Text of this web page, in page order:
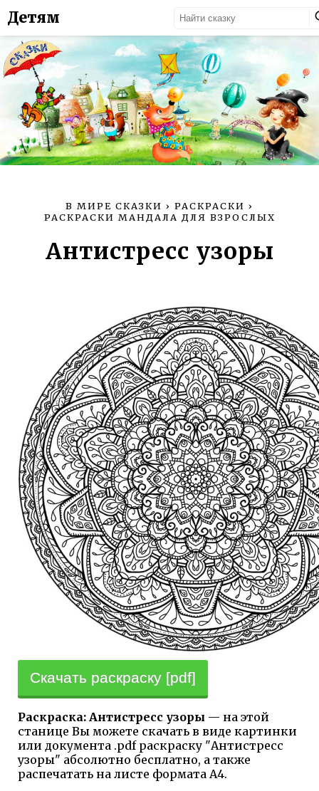
Детям
В МИРЕ СКАЗКИ › РАСКРАСКИ ›
РАСКРАСКИ МАНДАЛА ДЛЯ ВЗРОСЛЫХ
Антистресс узоры
Скачать раскраску [pdf]
Раскраска: Антистресс узоры — на этой
станице Вы можете скачать в виде картинки
или документа .pdf раскраску "Антистресс
узоры" абсолютно бесплатно, а также
распечатать на листе формата А4.